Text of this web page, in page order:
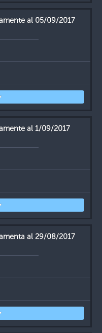
al 05/09/2017
al 1/09/2017
al 29/08/2017